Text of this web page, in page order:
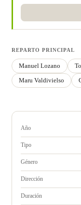
REPARTO PRINCIPAL
Manuel Lozano
Maru Valdivielso
Año
Tipo
Género
Dirección
Duración